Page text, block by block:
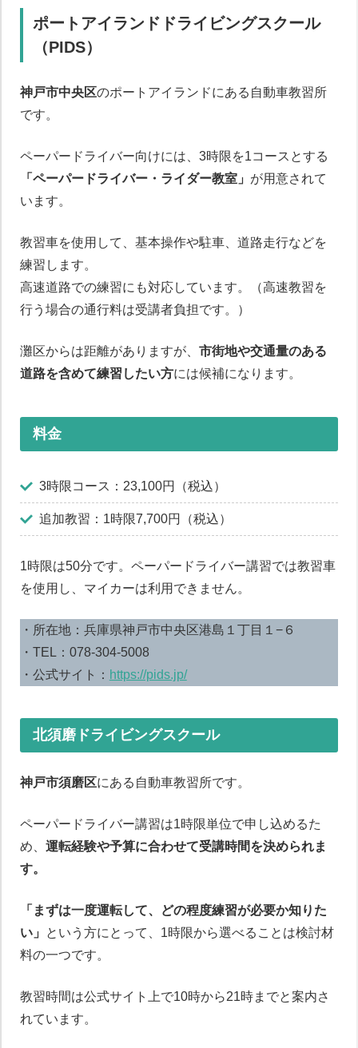
ポートアイランドドライビングスクール
（PIDS）
神戸市中央区のポートアイランドにある自動車教習所
です。
ペーパードライバー向けには、3時限を1コースとする
「ペーパードライバー・ライダー教室」 が用意されて
います。
教習車を使用して、基本操作や駐車、道路走行などを
練習します。
高速道路での練習にも対応しています。（高速教習を
行う場合の通行料は受講者負担です。）
灘区からは距離がありますが、 市街地や交通量のある
道路を含めて練習したい方には候補になります。
料金
3時限コース：23,100円（税込）
追加教習：1時限7,700円（税込）
1時限は50分です。ペーパードライバー講習では教習車
を使用し、マイカーは利用できません。
・所在地：兵庫県神戸市中央区港島１丁目１−６
・TEL：078-304-5008
・公式サイト： https://pids.jp/
北須磨ドライビングスクール
神戸市須磨区にある自動車教習所です。
ペーパードライバー講習は1時限単位で申し込めるた
め、 運転経験や予算に合わせて受講時間を決められま
す。
「まずは一度運転して、どの程度練習が必要か知りた
い」
という方にとって、1時限から選べることは検討材
料の一つです。
教習時間は公式サイト上で10時から21時までと案内さ
れています。